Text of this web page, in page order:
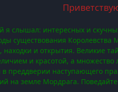
я слышал: интересных и
существования Королевства
и открытия. Великие
и красотой, а множество
в преддверии наступающего
на земле Мордрага.